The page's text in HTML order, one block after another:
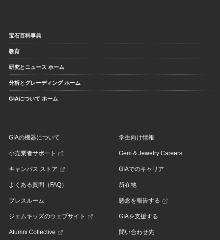
宝石百科事典
教育
研究とニュース ホーム
分析とグレーディング ホーム
GIAについて ホーム
GIAの機器について
小売業者サポート
キャンパス ストア
よくある質問（FAQ）
プレスルーム
ジェムキッズのウェブサイト
Alumni Collective
学生向け情報
Gem & Jewelry Careers
GIAでのキャリア
所在地
懸念を報告する
GIAを支援する
問い合わせ先